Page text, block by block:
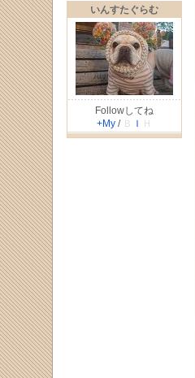
いんすたぐらむ
Followしてね
+My/ Ｂ Ｉ Ｈ